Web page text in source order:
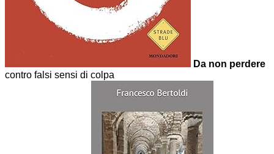
Da non perdere
contro falsi sensi di colpa